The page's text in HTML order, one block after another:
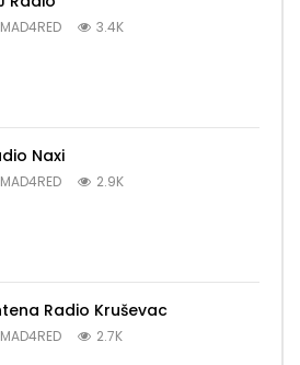
MAD4RED 3.4K
Naxi
MAD4RED 2.9K
Radio Kruševac
MAD4RED 2.7K